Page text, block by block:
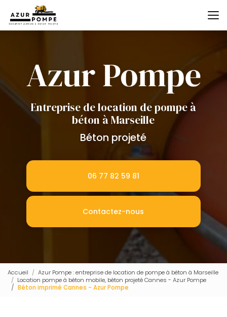
contenu
principal
Entreprise de location de pompe à
béton à Marseille
Béton projeté
06 77 82 59 81
Contactez-nous
Accueil
Azur Pompe : entreprise de location de pompe à béton à Marseille
Location pompe à béton mobile, béton projeté Cannes - Azur Pompe
Béton imprimé Cannes - Azur Pompe